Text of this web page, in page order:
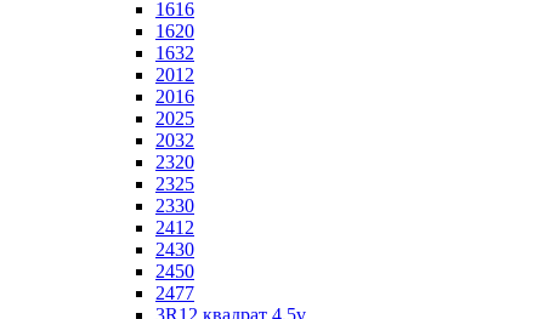
1616
1620
1632
2012
2016
2025
2032
2320
2325
2330
2412
2430
2450
2477
3R12 квадрат 4,5v